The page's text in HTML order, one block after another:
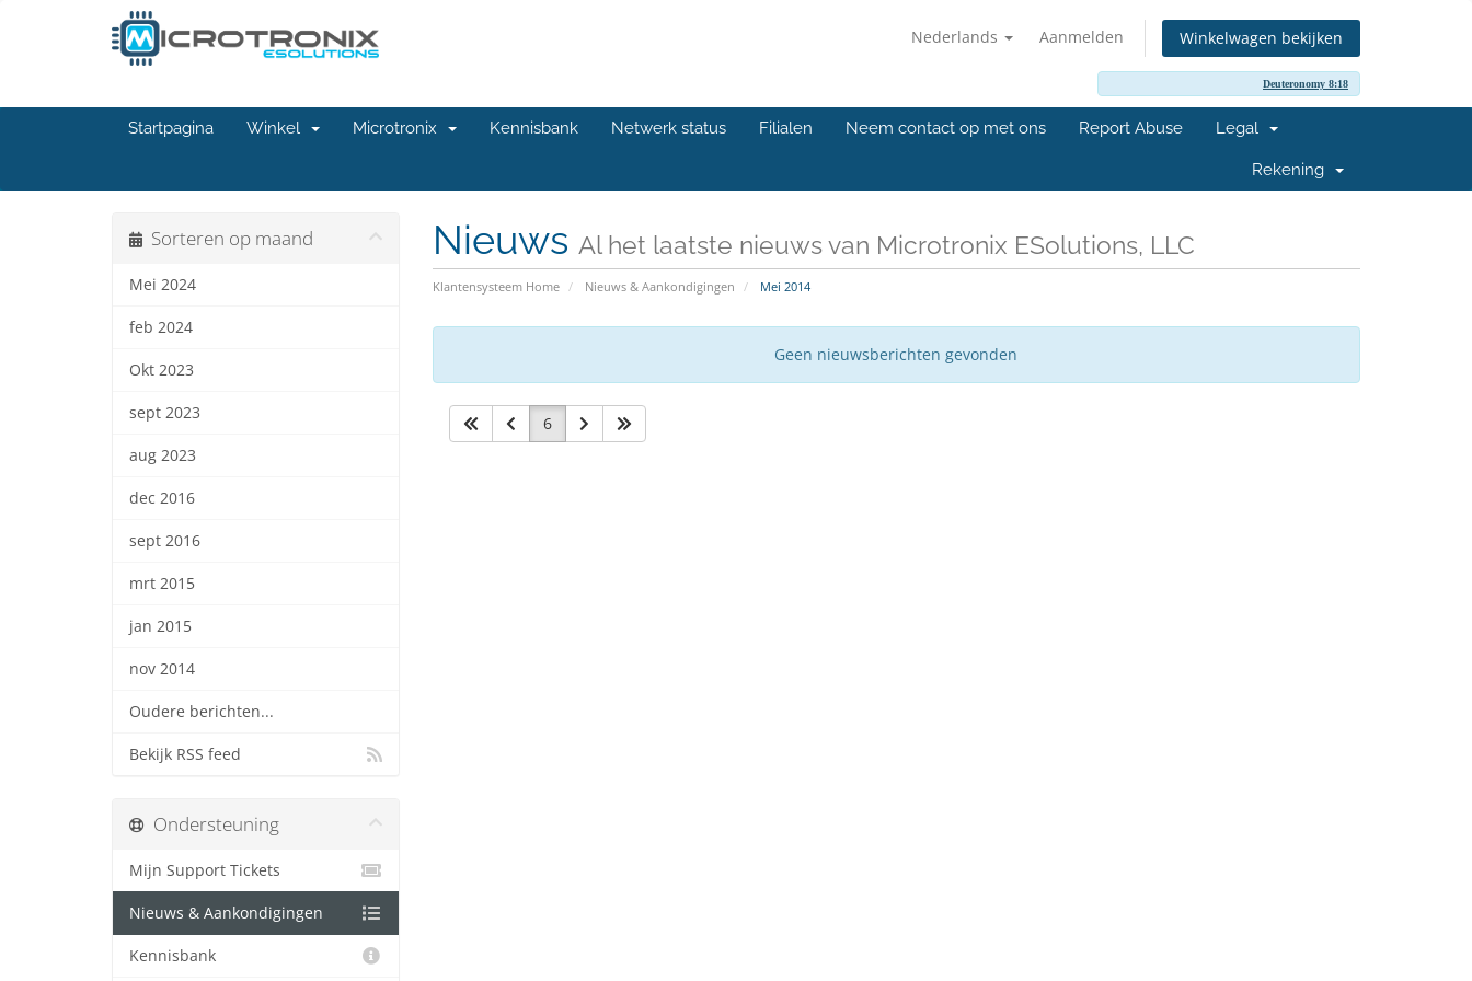
Nederlands Aanmelden Winkelwagen bekijken
Deuteronomy 8:18
Startpagina Winkel Microtronix Kennisbank Netwerk status Filialen Neem contact op met ons Report Abuse Legal
Rekening
Nieuws Al het laatste nieuws van Microtronix ESolutions, LLC
Klantensysteem Home Nieuws & Aankondigingen Mei 2014
Sorteren op maand
Mei 2024
feb 2024
Okt 2023
sept 2023
aug 2023
dec 2016
sept 2016
mrt 2015
jan 2015
nov 2014
Oudere berichten...
Bekijk RSS feed
Geen nieuwsberichten gevonden
6
Ondersteuning
Mijn Support Tickets
Nieuws & Aankondigingen
Kennisbank